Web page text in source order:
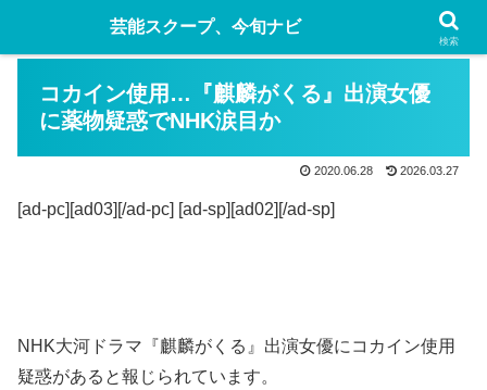
コカイン使用…『麒麟がくる』出演女優
に薬物疑惑でNHK涙目か
2020.06.28 2026.03.27
[ad-pc][ad03][/ad-pc] [ad-sp][ad02][/ad-sp]
NHK大河ドラマ『麒麟がくる』出演女優にコカイン使用
疑惑があると報じられています。
芸能スクープ、今旬ナビ
検索